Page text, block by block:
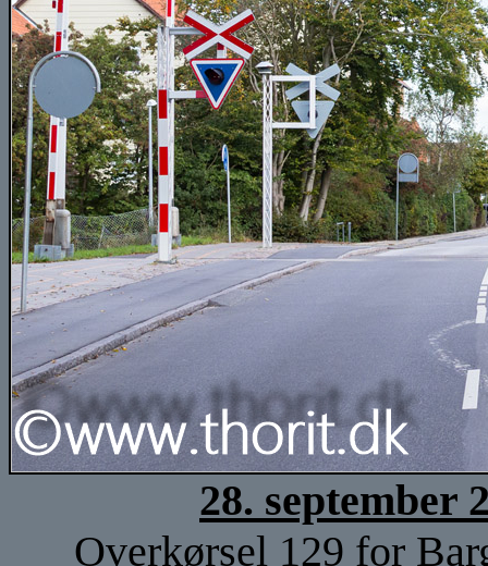
28. september
Overkørsel 129 for